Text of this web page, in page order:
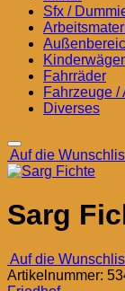
Sfx /
Fahrräder
Fahrzeuge /
Diverses
Auf die
Sarg
Auf die
Artikelnummer: